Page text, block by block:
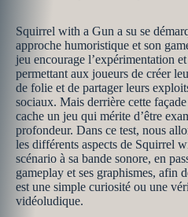
Squirrel with a Gun a su se
approche humoristique et son
jeu encourage l’expérimentation
permettant aux joueurs de créer
de folie et de partager leurs
sociaux. Mais derrière cette
cache un jeu qui mérite d’être
profondeur. Dans ce test, nous
les différents aspects de Squirrel
scénario à sa bande sonore, en
gameplay et ses graphismes, afin
est une simple curiosité ou une
vidéoludique.